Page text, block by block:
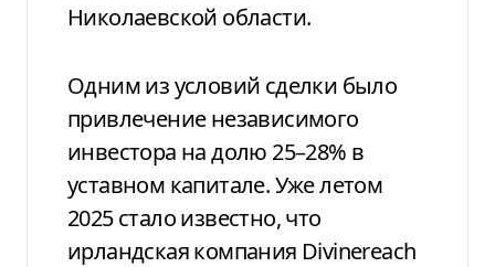
Николаевской области.
Одним из условий сделки было
привлечение независимого
инвестора на долю 25–28% в
уставном капитале. Уже летом
2025 стало известно, что
ирландская компания Divinereach